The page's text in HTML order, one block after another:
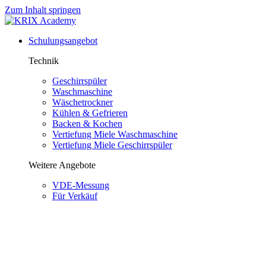
Zum Inhalt springen
Schulungsangebot
Technik
Geschirrspüler
Waschmaschine
Wäschetrockner
Kühlen & Gefrieren
Backen & Kochen
Vertiefung Miele Waschmaschine
Vertiefung Miele Geschirrspüler
Weitere Angebote
VDE-Messung
Für Verkäuf